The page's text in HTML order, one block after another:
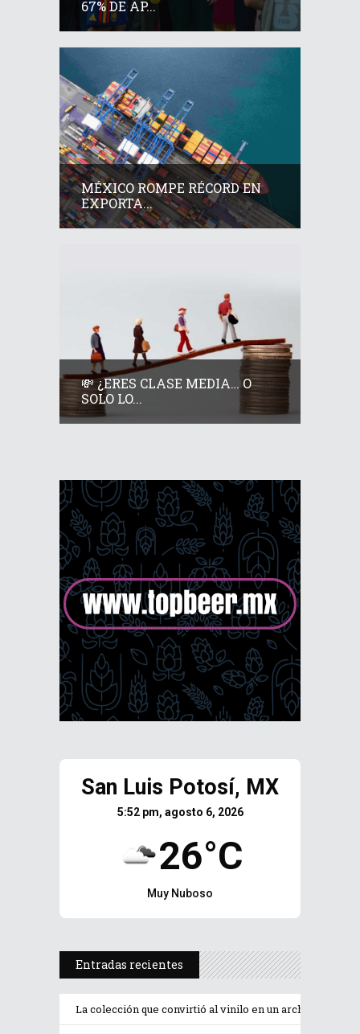
67% DE AP...
MÉXICO ROMPE RÉCORD EN
EXPORTA...
💸 ¿ERES CLASE MEDIA… O
SOLO LO...
San Luis Potosí, MX
5:52 pm, agosto 6, 2026
26°C
Muy Nuboso
Entradas recientes
La colección que convirtió al vinilo en un archivo de la